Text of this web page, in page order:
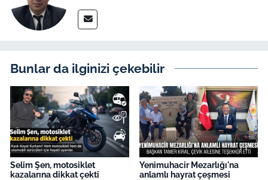
Bunlar da ilginizi çekebilir
Selim Şen, motosiklet
kazalarına dikkat çekti
Yenimuhacir Mezarlığı'na
anlamlı hayrat çeşmesi